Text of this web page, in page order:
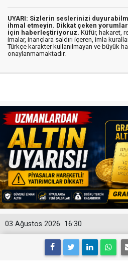
UYARI: Sizlerin seslerinizi
ihmal etmeyin. Dikkat çeken
için haberleştiriyoruz. Küfür, hakaret,
imalar, inançlara saldırı içeren, imla
Türkçe karakter kullanılmayan ve büyük
onaylanmamaktadır.
16:30
03 Ağustos 2026